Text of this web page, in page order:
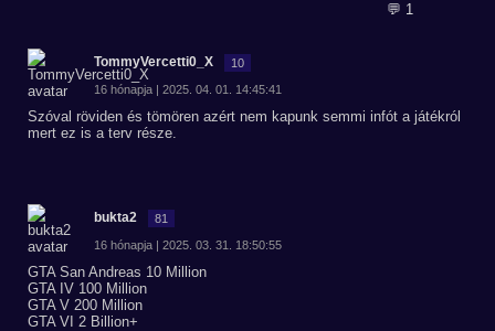
💬 1
TommyVercetti0_X 10
16 hónapja | 2025. 04. 01. 14:45:41
Szóval röviden és tömören azért nem kapunk semmi infót a játékról
mert ez is a terv része.
bukta2 81
16 hónapja | 2025. 03. 31. 18:50:55
GTA San Andreas 10 Million
GTA IV 100 Million
GTA V 200 Million
GTA VI 2 Billion+